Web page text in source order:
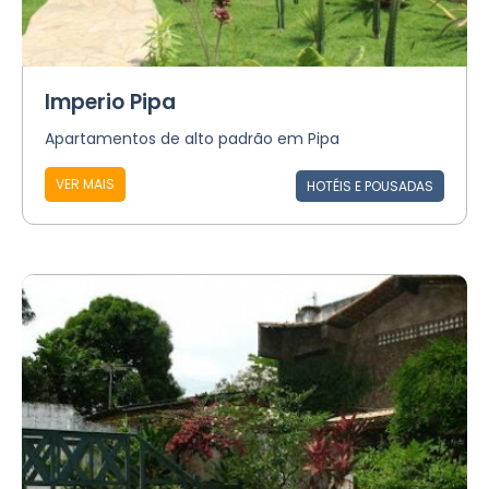
Imperio Pipa
Apartamentos de alto padrão em Pipa
VER MAIS HOTÉIS E POUSADAS